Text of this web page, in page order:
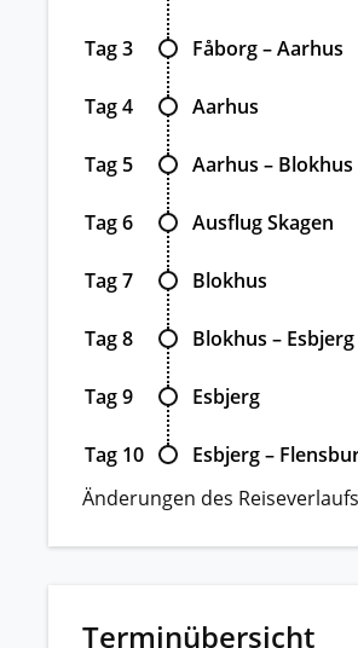
Tag 3 Fåborg – Aarhus
Tag 4 Aarhus
Tag 5 Aarhus – Blokhus
Tag 6 Ausflug Skagen
Tag 7 Blokhus
Tag 8 Blokhus – Esbjerg
Tag 9 Esbjerg
Tag 10
Esbjerg –
Änderungen des
Terminübersicht